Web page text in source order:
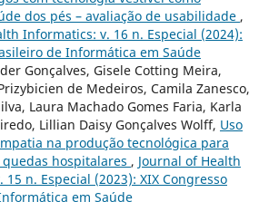
dos pés – avaliação de usabilidade ,
Informatics: v. 16 n. Especial (2024):
de Informática em Saúde
Gonçalves, Gisele Cotting Meira,
de Medeiros, Camila Zanesco,
Laura Machado Gomes Faria, Karla
Lillian Daisy Gonçalves Wolff, Uso
na produção tecnológica para
hospitalares , Journal of Health
n. Especial (2023): XIX Congresso
em Saúde